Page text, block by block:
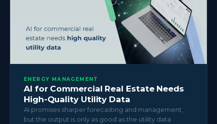
ENERGY MANAGEMENT
AI for Commercial Real Estate Needs
High-Quality Utility Data
AI promises sharper forecasting and management,
but the output is only as good as the utility data